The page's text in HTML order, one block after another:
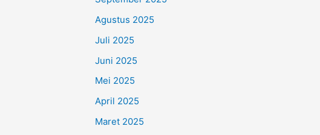
Agustus 2025
Juli 2025
Juni 2025
Mei 2025
April 2025
Maret 2025